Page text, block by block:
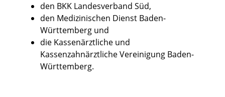
den BKK Landesverband Süd,
den Medizinischen Dienst Baden-
Württemberg und
die Kassenärztliche und
Kassenzahnärztliche Vereinigung Baden-
Württemberg.